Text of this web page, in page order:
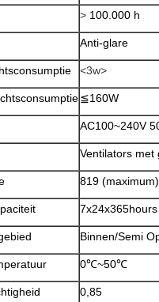
> 100.000 h
Anti-glare
<3w>
≦160W
AC100~240V
Ventilators met
819
7x24x365hours
Binnen/Semi
0℃~50℃
0,85